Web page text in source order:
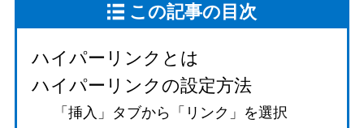
この記事の目次
ハイパーリンクとは
ハイパーリンクの設定方法
「挿入」タブから「リンク」を選択